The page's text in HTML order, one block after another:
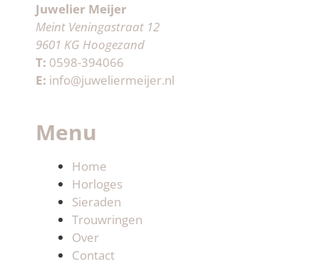
Juwelier Meijer
Meint Veningastraat 12
9601 KG Hoogezand
T: 0598-394066
E: info@juweliermeijer.nl
Menu
Home
Horloges
Sieraden
Trouwringen
Over
Contact